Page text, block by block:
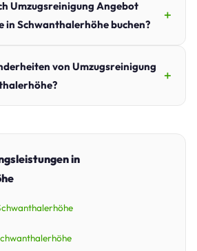
Umzugsreinigung Angebot
in Schwanthalerhöhe buchen?
von Umzugsreinigung
in